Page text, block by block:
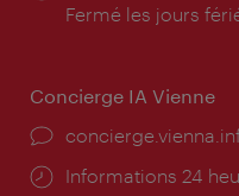
d'ouverture:
Fermé les jours
Concierge IA Vienne
Ort:
Öffnungszeiten:
Informations 24